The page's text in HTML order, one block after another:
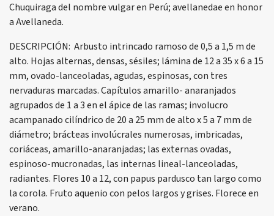
Chuquiraga del nombre vulgar en Perú; avellanedae en honor
a Avellaneda.
DESCRIPCIÓN: Arbusto intrincado ramoso de 0,5 a 1,5 m de
alto. Hojas alternas, densas, sésiles; lámina de 12 a 35 x 6 a 15
mm, ovado-lanceoladas, agudas, espinosas, con tres
nervaduras marcadas. Capítulos amarillo- anaranjados
agrupados de 1 a 3 en el ápice de las ramas; involucro
acampanado cilíndrico de 20 a 25 mm de alto x 5 a 7 mm de
diámetro; brácteas involúcrales numerosas, imbricadas,
coriáceas, amarillo-anaranjadas; las externas ovadas,
espinoso-mucronadas, las internas lineal-lanceoladas,
radiantes. Flores 10 a 12, con papus pardusco tan largo como
la corola. Fruto aquenio con pelos largos y grises. Florece en
verano.